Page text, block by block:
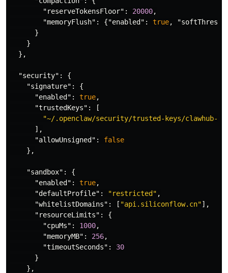
"reserveTokensFloor" : 20000,
"memoryFlush" : {"enabled" : true,
}
}
},
"security" :
{
"signature" :
{
"enabled" : true,
"trustedKeys" :
[
"~/.openclaw/security/trusted-keys/clawhub-
],
"allowUnsigned" :
false
},
"sandbox" :
{
"enabled" : true,
"defaultProfile" : "restricted" ,
"whitelistDomains" : [ "api.siliconflow.cn"],
"resourceLimits" :
{
"cpuMs" : 1000,
"memoryMB" : 256,
"timeoutSeconds" :
30
}
},